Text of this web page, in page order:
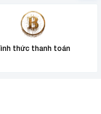
thức thanh toán